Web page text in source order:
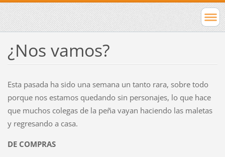
¿Nos vamos?
Esta pasada ha sido una semana un tanto rara, sobre todo
porque nos estamos quedando sin personajes, lo que hace
que muchos colegas de la peña vayan haciendo las maletas
y regresando a casa.
DE COMPRAS